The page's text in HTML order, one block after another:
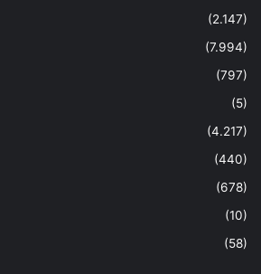
(2.147)
(7.994)
(797)
(5)
(4.217)
(440)
(678)
(10)
(58)